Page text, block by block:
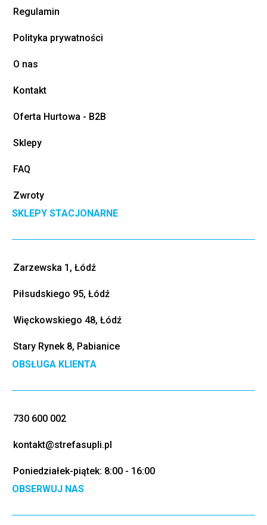
Regulamin
Polityka prywatności
O nas
Kontakt
Oferta Hurtowa - B2B
Sklepy
FAQ
Zwroty
SKLEPY STACJONARNE
Zarzewska 1, Łódź
Piłsudskiego 95, Łódź
Więckowskiego 48, Łódź
Stary Rynek 8, Pabianice
OBSŁUGA KLIENTA
730 600 002
kontakt@strefasupli.pl
Poniedziałek-piątek: 8:00 - 16:00
OBSERWUJ NAS